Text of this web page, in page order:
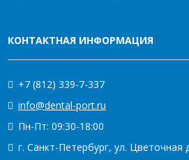
КОНТАКТНАЯ ИНФОРМАЦИЯ
+7 (812) 339-7-337
info@dental-port.ru
Пн-Пт: 09:30-18:00
г. Санкт-Петербург, ул.